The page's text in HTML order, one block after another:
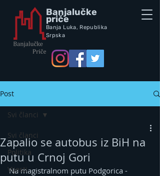
Banjalučke
priče
Banja Luka, Republika
Srpska
Post
Svi članci
Politika
Vijesti
Svi članci
Zapalio se autobus iz BiH na
putu u Crnoj Gori
Na magistralnom putu Podgorica -